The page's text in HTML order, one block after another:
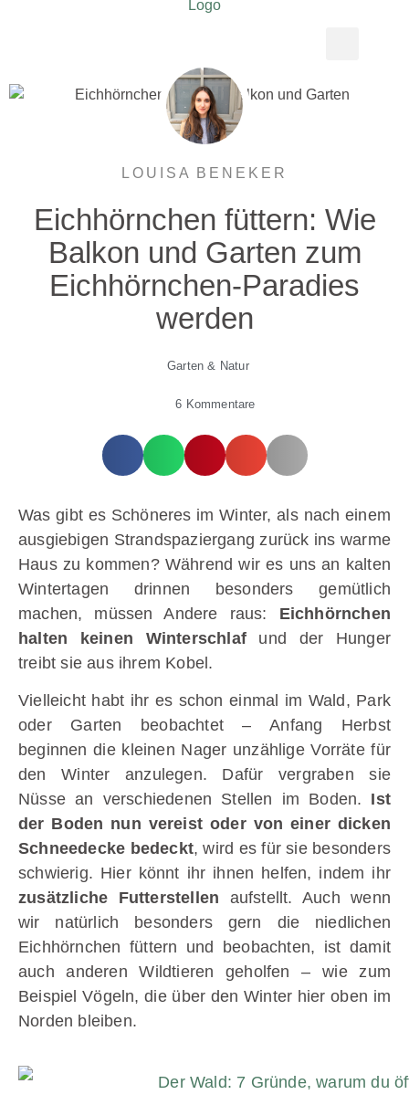
LOUISA BENEKER
Eichhörnchen füttern: Wie
Balkon und Garten zum
Eichhörnchen-Paradies
werden
Garten & Natur
6 Kommentare
Was gibt es Schöneres im Winter, als nach einem
ausgiebigen Strandspaziergang zurück ins warme
Haus zu kommen? Während wir es uns an kalten
Wintertagen drinnen besonders gemütlich
machen, müssen Andere raus: Eichhörnchen
halten keinen Winterschlafund der Hunger
treibt sie aus ihrem Kobel.
Vielleicht habt ihr es schon einmal im Wald, Park
oder Garten beobachtet – Anfang Herbst
beginnen die kleinen Nager unzählige Vorräte für
den Winter anzulegen. Dafür vergraben sie
Nüsse an verschiedenen Stellen im Boden. Ist
der Boden nun vereist oder von einer dicken
Schneedecke bedeckt, wird es für sie besonders
schwierig. Hier könnt ihr ihnen helfen, indem ihr
zusätzliche Futterstellen aufstellt. Auch wenn
wir natürlich besonders gern die niedlichen
Eichhörnchen füttern und beobachten, ist damit
auch anderen Wildtieren geholfen – wie zum
Beispiel Vögeln, die über den Winter hier oben im
Norden bleiben.